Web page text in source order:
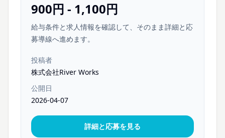
900円 - 1,100円
給与条件と求人情報を確認して、そのまま詳細と応
募導線へ進めます。
投稿者
株式会社River Works
公開日
2026-04-07
詳細と応募を見る